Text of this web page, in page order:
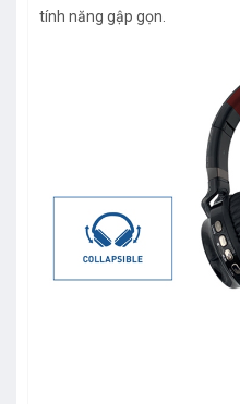
tính năng gập gọn.